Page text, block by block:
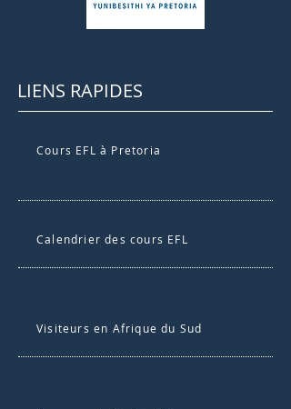
LIENS RAPIDES
Cours EFL à Pretoria
Calendrier des cours EFL
Visiteurs en Afrique du Sud